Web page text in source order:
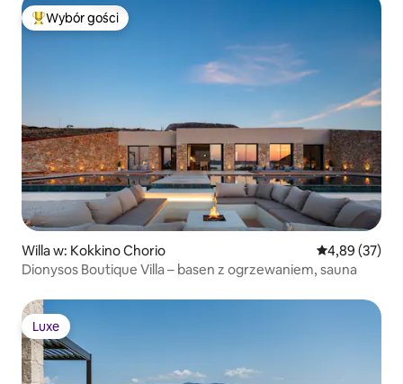
Najpopularniejsze z kategorii Wybór gości
Wybór gości
Willa w: Kokkino Chorio Średnia
4,89 (37)
Dionysos Boutique Villa – basen z ogrzewaniem, sauna
Luxe
Luxe